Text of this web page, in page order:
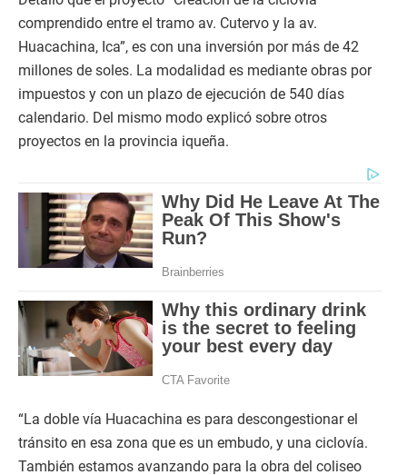
comprendido entre el tramo av. Cutervo y la av.
Huacachina, Ica”, es con una inversión por más de 42
millones de soles. La modalidad es mediante obras por
impuestos y con un plazo de ejecución de 540 días
calendario. Del mismo modo explicó sobre otros
proyectos en la provincia iqueña.
“La doble vía Huacachina es para descongestionar el
tránsito en esa zona que es un embudo, y una ciclovía.
También estamos avanzando para la obra del coliseo